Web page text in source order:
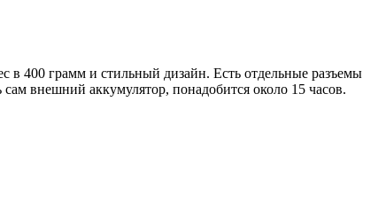
в 400 грамм и стильный дизайн. Есть отдельные разъемы
внешний аккумулятор, понадобится около 15 часов.